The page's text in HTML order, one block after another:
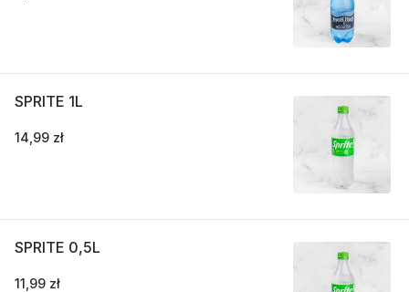
SPRITE 1L
14,99 zł
SPRITE 0,5L
11,99 zł